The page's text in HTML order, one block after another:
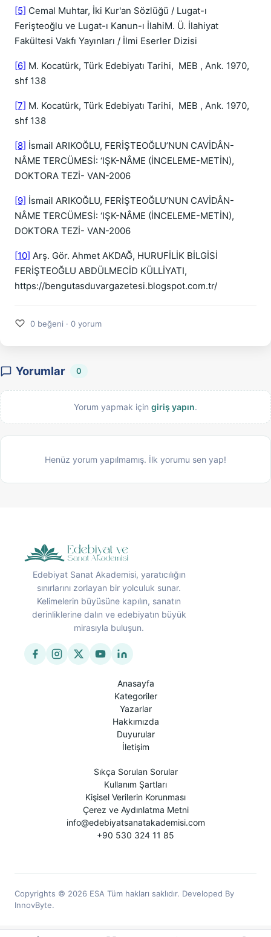
[5] Cemal Muhtar, İki Kur'an Sözlüğü / Lugat-ı
Ferişteoğlu ve Lugat-ı Kanun-ı İlahiM. Ü. İlahiyat
Fakültesi Vakfı Yayınları / İlmi Eserler Dizisi
[6] M. Kocatürk, Türk Edebiyatı Tarihi, MEB , Ank. 1970,
shf 138
[7] M. Kocatürk, Türk Edebiyatı Tarihi, MEB , Ank. 1970,
shf 138
[8] İsmail ARIKOĞLU, FERİŞTEOĞLU’NUN CAVİDÂN-
NÂME TERCÜMESİ: ‘IŞK-NÂME (İNCELEME-METİN),
DOKTORA TEZİ- VAN-2006
[9] İsmail ARIKOĞLU, FERİŞTEOĞLU’NUN CAVİDÂN-
NÂME TERCÜMESİ: ‘IŞK-NÂME (İNCELEME-METİN),
DOKTORA TEZİ- VAN-2006
[10] Arş. Gör. Ahmet AKDAĞ, HURUFİLİK BİLGİSİ
FERİŞTEOĞLU ABDÜLMECİD KÜLLİYATI,
https://bengutasduvargazetesi.blogspot.com.tr/
♡ 0 beğeni · 0 yorum
Yorumlar 0
Yorum yapmak için giriş yapın.
Henüz yorum yapılmamış. İlk yorumu sen yap!
Edebiyat Sanat Akademisi, yaratıcılığın
sınırlarını zorlayan bir yolculuk sunar.
Kelimelerin büyüsüne kapılın, sanatın
derinliklerine dalın ve edebiyatın büyük
mirasıyla buluşun.
Anasayfa
Kategoriler
Yazarlar
Hakkımızda
Duyurular
İletişim
Sıkça Sorulan Sorular
Kullanım Şartları
Kişisel Verilerin Korunması
Çerez ve Aydınlatma Metni
info@edebiyatsanatakademisi.com
+90 530 324 11 85
Copyrights © 2026 ESA Tüm hakları saklıdır. Developed By
InnovByte.